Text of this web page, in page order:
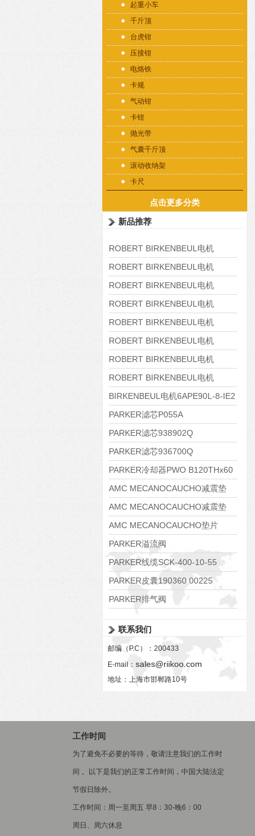
起重小车
千斤顶
台虎钳
压接钳
电烙铁
卡规
气动钳
卡钳
抛光带
气囊千斤顶
滚动收纳架
卡尺
点击更多分类
新品推荐
ROBERT BIRKENBEUL电机
8APE225M-4-IE3
ROBERT BIRKENBEUL电机
8APE180L-4 IE3
ROBERT BIRKENBEUL电机
8APE160M-6 IE3
ROBERT BIRKENBEUL电机
8APE160L-4-IE3
ROBERT BIRKENBEUL电机
8APE112M-6K-IE3
ROBERT BIRKENBEUL电机
8APE100L-2 IE3
ROBERT BIRKENBEUL电机
8APE90S-4 IE3
ROBERT BIRKENBEUL电机
8APE80M-2K-IE3
BIRKENBEUL电机6APE90L-8-IE2
PARKER滤芯P055A
PARKER滤芯938902Q
PARKER滤芯936700Q
PARKER冷却器PWO B120THx60
AMC MECANOCAUCHO减震垫
138552
AMC MECANOCAUCHO减震垫
138551
AMC MECANOCAUCHO垫片
608074
PARKER溢流阀
RE06M35W2N1KWXG087
PARKER线缆SCK-400-10-55
PARKER皮囊190360 00225
PARKER排气阀
联系我们
邮编（P.C）：200433
E-mail： sales@riikoo.com
地址：上海市邯郸路10号
工作时间
为了避免不必要的等待，敬请注意我们的工作时
间 。以下是我们的正常工作时间，中国大陆法定
节假日除外。
工作时间：周一至周五 早8：30-晚6：00
周日、周六休息